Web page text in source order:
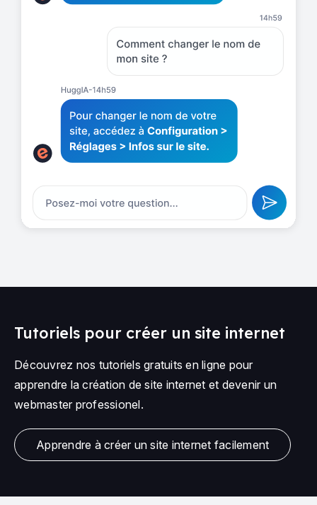
Tutoriels pour créer un site internet
Découvrez nos tutoriels gratuits en ligne pour
apprendre la création de site internet et devenir un
webmaster professionel.
Apprendre à créer un site internet facilement